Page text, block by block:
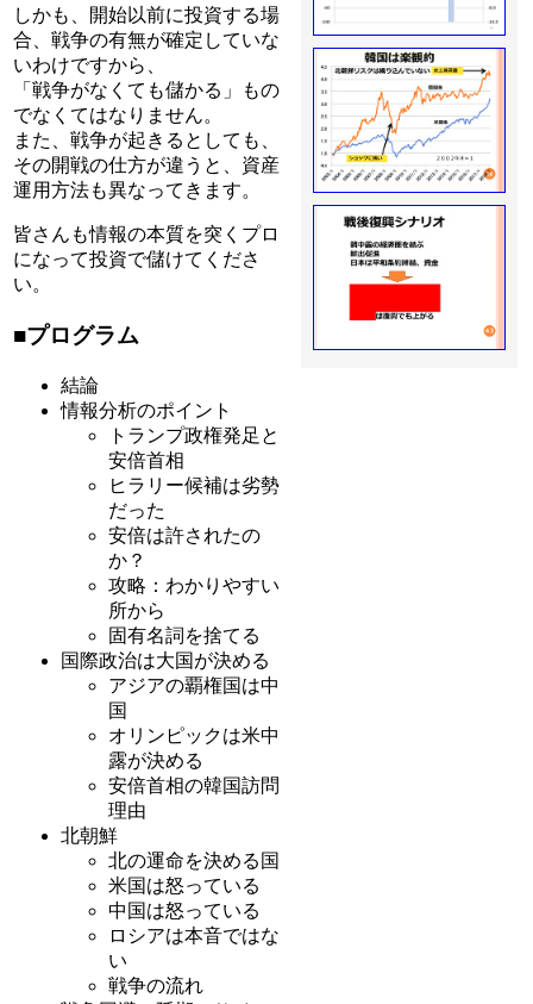
しかも、開始以前に投資する場
合、戦争の有無が確定していな
いわけですから、
「戦争がなくても儲かる」もの
でなくてはなりません。
また、戦争が起きるとしても、
その開戦の仕方が違うと、資産
運用方法も異なってきます。
皆さんも情報の本質を突くプロ
になって投資で儲けてくださ
い。
■プログラム
結論
情報分析のポイント
トランプ政権発足と
安倍首相
ヒラリー候補は劣勢
だった
安倍は許されたの
か？
攻略：わかりやすい
所から
固有名詞を捨てる
国際政治は大国が決める
アジアの覇権国は中
国
オリンピックは米中
露が決める
安倍首相の韓国訪問
理由
北朝鮮
北の運命を決める国
米国は怒っている
中国は怒っている
ロシアは本音ではな
い
戦争の流れ